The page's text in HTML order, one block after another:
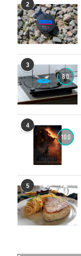
2
3
8.0
4
10.0
5